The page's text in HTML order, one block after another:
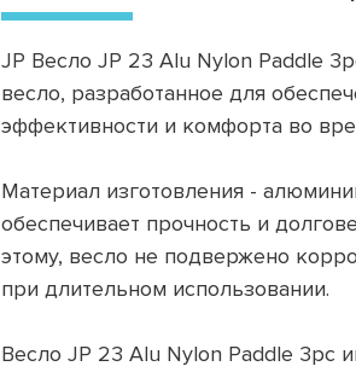
JP Весло JP 23 Alu Nylon Paddle
весло, разработанное для
эффективности и комфорта во
Материал изготовления -
обеспечивает прочность и
этому, весло не подвержено
при длительном использовании.
Весло JP 23 Alu Nylon Paddle 3pc